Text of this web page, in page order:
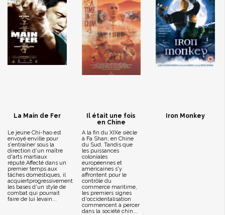
La Main de Fer
Le jeune Chi-hao est
envoyé enville pour
s'entraîner sous la
direction d'un maître
d'arts martiaux
réputé.Affecté dans un
premier temps aux
tâches domestiques, il
acquiertprogressivement
les bases d'un style de
combat qui pourrait
faire de lui levain...
Il était une fois
en Chine
A la fin du XIXe siècle
à Fa Shan, en Chine
du Sud. Tandis que
les puissances
coloniales
européennes et
américaines s'y
affrontent pour le
contrôle du
commerce maritime,
les premiers signes
d'occidentalisation
commencent à percer
dans la société chin...
Iron Monkey